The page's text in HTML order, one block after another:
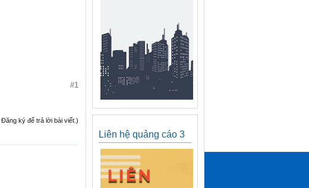
#1
ký để trả lời bài viết.)
Liên hệ quảng cáo 3